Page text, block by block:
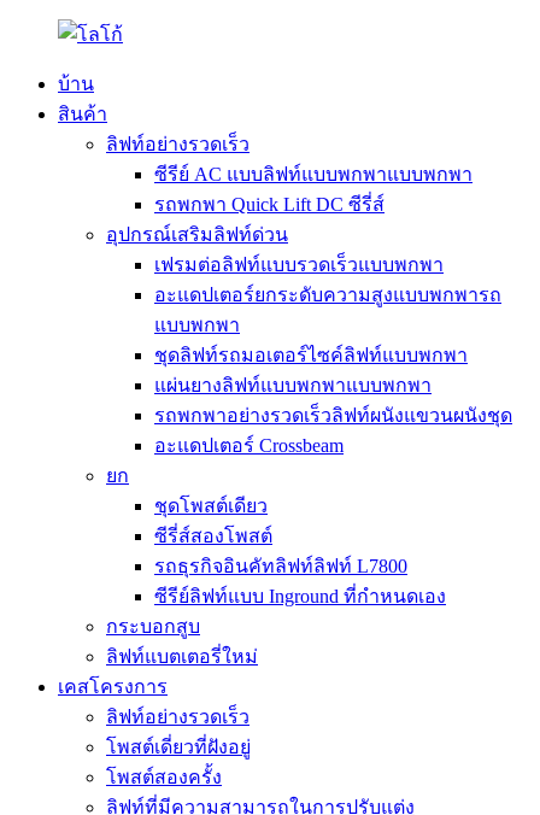
บ้าน
สินค้า
ลิฟท์อย่างรวดเร็ว
ซีรีย์ AC แบบลิฟท์แบบพกพาแบบพกพา
รถพกพา Quick Lift DC ซีรี่ส์
อุปกรณ์เสริมลิฟท์ด่วน
เฟรมต่อลิฟท์แบบรวดเร็วแบบพกพา
อะแดปเตอร์ยกระดับความสูงแบบพกพารถ
แบบพกพา
ชุดลิฟท์รถมอเตอร์ไซค์ลิฟท์แบบพกพา
แผ่นยางลิฟท์แบบพกพาแบบพกพา
รถพกพาอย่างรวดเร็วลิฟท์ผนังแขวนผนังชุด
อะแดปเตอร์ Crossbeam
ยก
ชุดโพสต์เดียว
ซีรี่ส์สองโพสต์
รถธุรกิจอินคัทลิฟท์ลิฟท์ L7800
ซีรีย์ลิฟท์แบบ Inground ที่กำหนดเอง
กระบอกสูบ
ลิฟท์แบตเตอรี่ใหม่
เคสโครงการ
ลิฟท์อย่างรวดเร็ว
โพสต์เดี่ยวที่ฝังอยู่
โพสต์สองครั้ง
ลิฟท์ที่มีความสามารถในการปรับแต่ง